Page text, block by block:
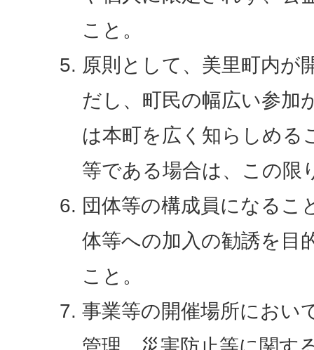
こと。
原則として、美里町内が
だし、町民の幅広い参加
は本町を広く知らしめる
等である場合は、この限
団体等の構成員になるこ
体等への加入の勧誘を目
こと。
事業等の開催場所におい